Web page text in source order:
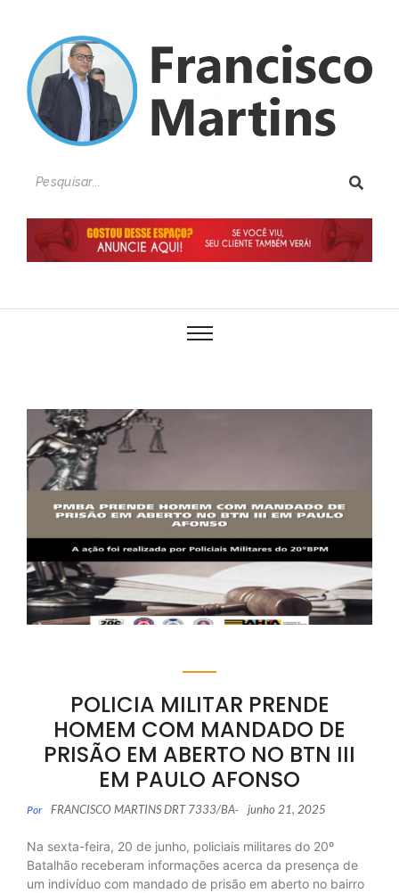
POLICIA MILITAR PRENDE
HOMEM COM MANDADO DE
PRISÃO EM ABERTO NO BTN III
EM PAULO AFONSO
Por FRANCISCO MARTINS DRT 7333/BA- junho 21, 2025
Na sexta-feira, 20 de junho, policiais militares do 20º
Batalhão receberam informações acerca da presença de
um indivíduo com mandado de prisão em aberto no bairro